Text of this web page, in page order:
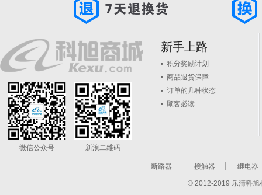
微信公众号 新浪二维码
新手上路
积分奖励计划
商品退货保障
订单的几种状态
顾客必读
断路器 接触器 继电器
© 2012-2019 乐清科旭